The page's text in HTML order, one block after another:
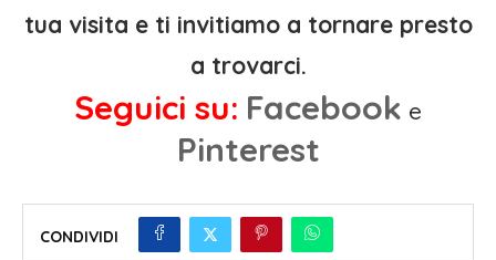
tua visita e ti invitiamo a tornare presto
a trovarci.
Seguici su: Facebook e
Pinterest
CONDIVIDI